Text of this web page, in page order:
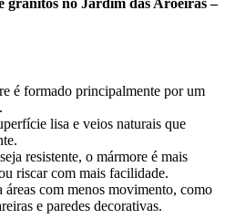
granitos no Jardim das Aroeiras –
é formado principalmente por um
lisa e veios naturais que
resistente, o mármore é mais
riscar com mais facilidade.
áreas com menos movimento, como
e paredes decorativas.